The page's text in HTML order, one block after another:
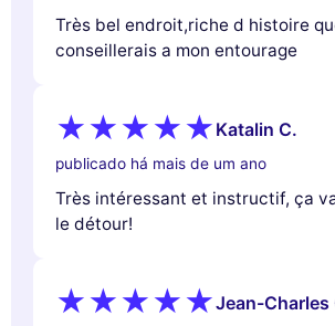
Très bel endroit,riche d histoire
conseillerais a mon entourage
Katalin C.
publicado há mais de um ano
Très intéressant et instructif, ça
le détour!
Jean-Charles